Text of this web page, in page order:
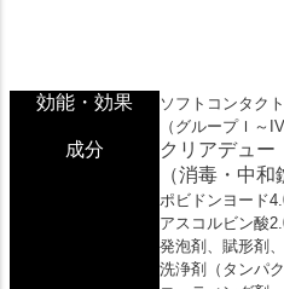
効能・効果
ソフトコンタク
（グループＩ～
成分
クリアデュー
（消毒・中和
ポビドンヨード
アスコルビン酸
発泡剤、賦形剤、
洗浄剤（タンパ